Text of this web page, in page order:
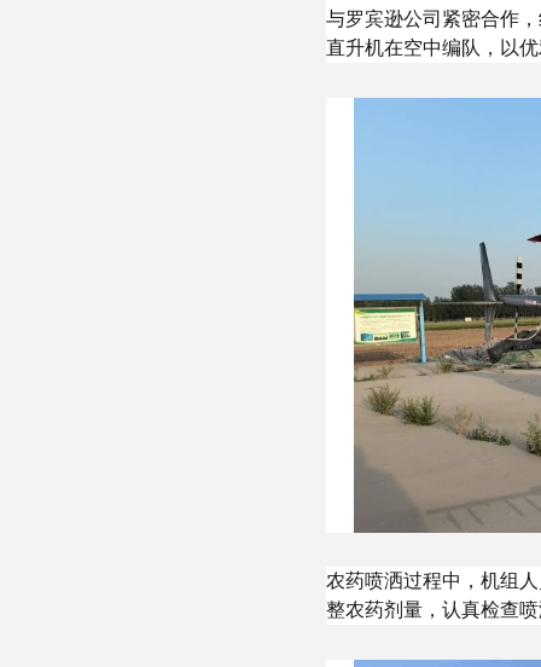
与罗宾逊公司紧密合作
直升机在空中编队，以
农药喷洒过程中，机组
整农药剂量，认真检查